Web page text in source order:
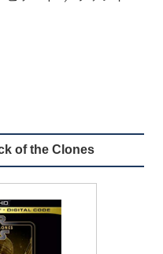
of the Clones